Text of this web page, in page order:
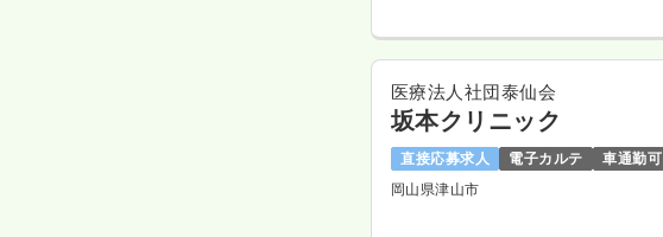
医療法人社団泰仙会
坂本クリニック
直接応募求人 電子カルテ
車通勤可
岡山県津山市